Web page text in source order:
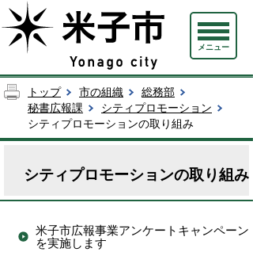
メニュー
トップ 市の組織
総務部
秘書広報課
シティプロモーション
シティプロモーションの取り組み
シティプロモーションの取り組み
米子市広報事業アンケートキャンペーン
を実施します